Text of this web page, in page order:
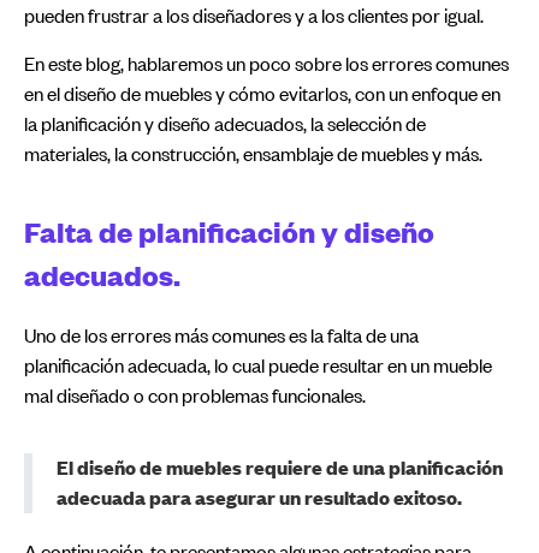
pueden frustrar a los diseñadores y a los clientes por igual.
En este blog, hablaremos un poco sobre los errores comunes
en el diseño de muebles y cómo evitarlos, con un enfoque en
la planificación y diseño adecuados, la selección de
materiales, la construcción, ensamblaje de muebles y más.
Falta de planificación y diseño
adecuados.
Uno de los errores más comunes es la falta de una
planificación adecuada, lo cual puede resultar en un mueble
mal diseñado o con problemas funcionales.
El diseño de muebles requiere de una planificación
adecuada para asegurar un resultado exitoso.